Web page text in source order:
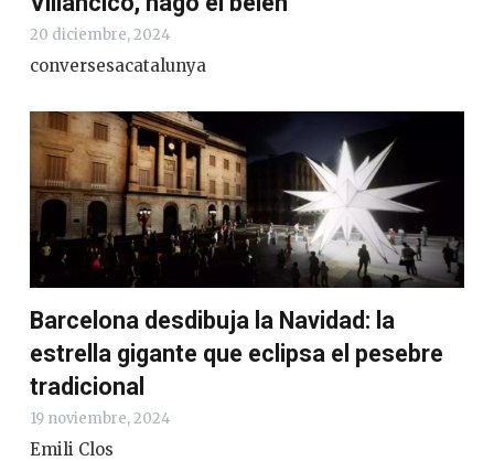
20 diciembre, 2024
conversesacatalunya
Barcelona desdibuja la Navidad: la
estrella gigante que eclipsa el pesebre
tradicional
19 noviembre, 2024
Emili Clos